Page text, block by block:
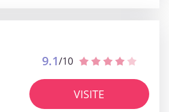
9.1/10
VISITE